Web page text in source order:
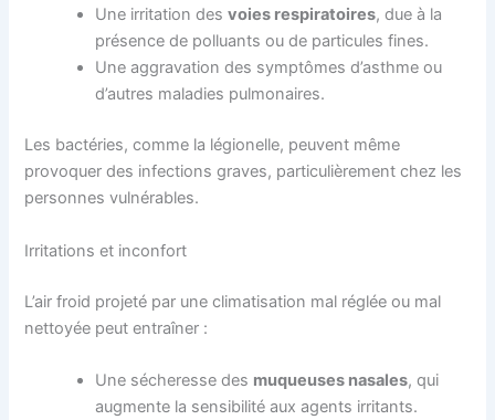
Une irritation desvoies respiratoires, due à la
présence de polluants ou de particules fines.
Une aggravation des symptômes d’asthme ou
d’autres maladies pulmonaires.
Les bactéries, comme la légionelle, peuvent même
provoquer des infections graves, particulièrement chez les
personnes vulnérables.
Irritations et inconfort
L’air froid projeté par une climatisation mal réglée ou mal
nettoyée peut entraîner :
Une sécheresse des muqueuses nasales, qui
augmente la sensibilité aux agents irritants.